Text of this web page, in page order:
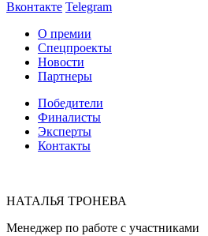
Вконтакте Telegram
О премии
Спецпроекты
Новости
Партнеры
Победители
Финалисты
Эксперты
Контакты
НАТАЛЬЯ ТРОНЕВА
Менеджер по работе с участниками